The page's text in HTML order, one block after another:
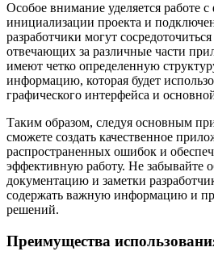
Особое внимание уделяется работе
инициализации проекта и
разработчики могут
отвечающих за различные части
имеют четко определенную
информацию, которая будет
графического интерфейса и
Таким образом, следуя основным
сможете создать качественное
распространенных ошибок и
эффективную работу. Не забывайте
документацию и заметки
содержать важную информацию и
решений.
Преимущества